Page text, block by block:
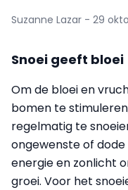
Suzanne Lazar - 29
Snoei geeft bloei
Om de bloei en
bomen te
regelmatig te
ongewenste of
energie en zonlicht
groei. Voor het